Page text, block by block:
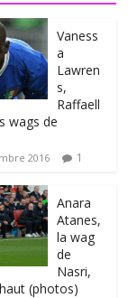
Vaness
a
Lawren
s,
Raffaell
wags de
2016 1
Anara
Atanes,
la wag
de
Nasri,
(photos)